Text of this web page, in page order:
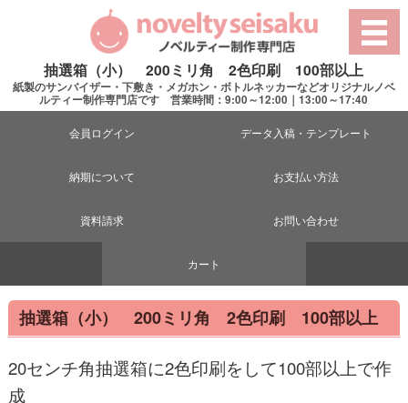
抽選箱（小） 200ミリ角 2色印刷 100部以上
紙製のサンバイザー・下敷き・メガホン・ボトルネッカーなどオリジナルノベ
ルティー制作専門店です 営業時間：9:00～12:00｜13:00～17:40
会員ログイン データ入稿・テンプレート
納期について お支払い方法
資料請求 お問い合わせ
カート
抽選箱（小） 200ミリ角 2色印刷 100部以上
20センチ角抽選箱に2色印刷をして100部以上で作
成